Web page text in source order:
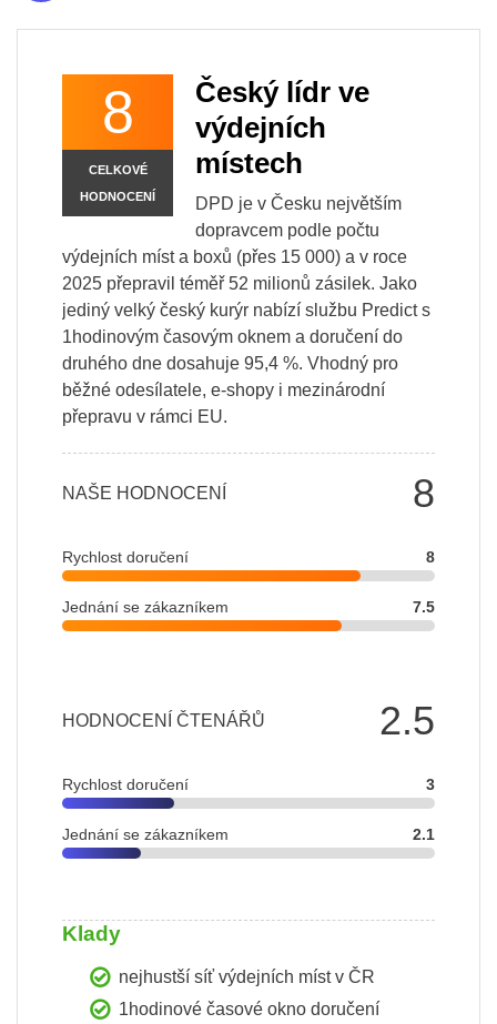
8
CELKOVÉ
HODNOCENÍ
Český lídr ve
výdejních
místech
DPD je v Česku největším
dopravcem podle počtu
výdejních míst a boxů (přes 15 000) a v roce
2025 přepravil téměř 52 milionů zásilek. Jako
jediný velký český kurýr nabízí službu Predict s
1hodinovým časovým oknem a doručení do
druhého dne dosahuje 95,4 %. Vhodný pro
běžné odesílatele, e-shopy i mezinárodní
přepravu v rámci EU.
8
NAŠE HODNOCENÍ
Rychlost doručení 8
Jednání se zákazníkem 7.5
2.5
HODNOCENÍ ČTENÁŘŮ
Rychlost doručení 3
Jednání se zákazníkem 2.1
Klady
nejhustší síť výdejních míst v ČR
1hodinové časové okno doručení